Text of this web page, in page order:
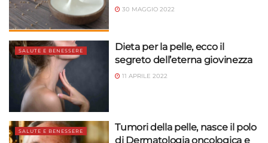
30 MAGGIO 2022
SALUTE E BENESSERE
Dieta per la pelle, ecco il
segreto dell’eterna giovinezza
11 APRILE 2022
SALUTE E BENESSERE
Tumori della pelle, nasce il polo
di Dermatologia oncologica e